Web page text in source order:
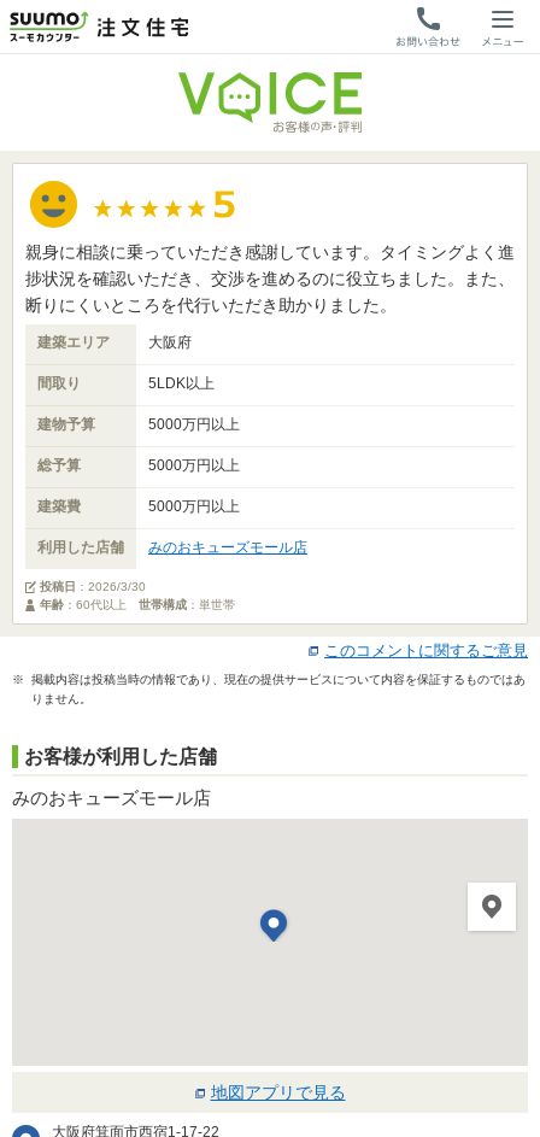
親身に相談に乗っていただき感謝しています。タイミングよく進
捗状況を確認いただき、交渉を進めるのに役立ちました。また、
断りにくいところを代行いただき助かりました。
建築エリア 大阪府
間取り 5LDK以上
建物予算 5000万円以上
総予算 5000万円以上
建築費 5000万円以上
利用した店舗 みのおキューズモール店
投稿日 ： 2026/3/30
年齢 ：60代以上 世帯構成 ：単世帯
このコメントに関するご意見
※ 掲載内容は投稿当時の情報であり、現在の提供サービスについて内容を保証するものではあ
りません。
お客様が利用した店舗
みのおキューズモール店
地図アプリで見る
大阪府箕面市西宿1-17-22